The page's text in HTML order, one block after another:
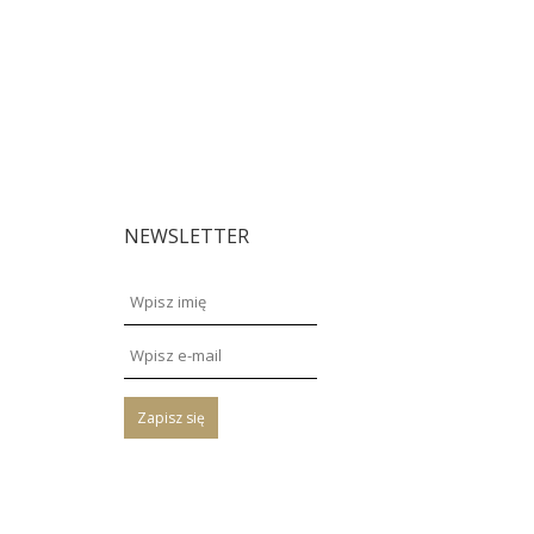
NEWSLETTER
Zapisz się